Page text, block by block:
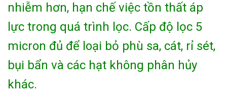
nhiễm hơn, hạn chế việc tồn thất áp
lực trong quá trình lọc. Cấp độ lọc 5
micron đủ để loại bỏ phù sa, cát, rỉ sét,
bụi bẩn và các hạt không phân hủy
khác.